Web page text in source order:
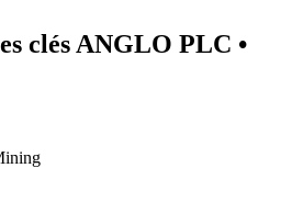
clés ANGLO PLC •